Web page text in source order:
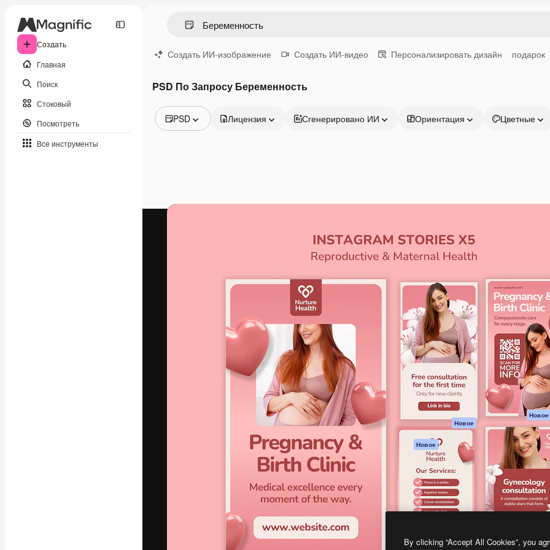
Создать
Главная
Поиск
Стоковый
Посмотреть
Все инструменты
Создать ИИ-изображение Создать ИИ-видео Персонализировать дизайн подарок
PSD По Запросу Беременность
PSD
Видео
Лицензия Сгенерировано ИИ Ориентация Цветные
Креативная платформа для создания
ваших лучших работ. Более 1 миллиона
подписчиков среди креаторов,
предприятий, агентств и студий.
Pусский
Spaces
ИИ-помощник
Генератор
изображений ИИ
Генератор видео
Генератор голоса
на основе ИИ
Стоковый контент
MCP для
Claude/ChatGPT
Новое
Новое
Мобильное
приложение
Все инструменты
Magnific
Academy
Документация
Пакету ИИ
Служба
поддержки
Условия и
положения
Политика
Оригиналы Новое
Политика
cookie
Центр доверия
Партнеры
Предприятие
By clicking “Accept All Cookies”, you